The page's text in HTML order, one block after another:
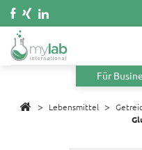
Für
> Lebensmittel >